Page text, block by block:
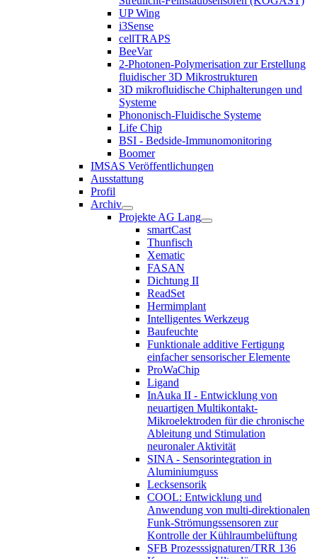
UP Wing
i3Sense
cellTRAPS
BeeVar
2-Photonen-Polymerisation zur Erstellung
fluidischer 3D Mikrostrukturen
3D mikrofluidische Chiphalterungen und
Systeme
Phononisch-Fluidische Systeme
Life Chip
BSI - Bedside-Immunomonitoring
Boomer
IMSAS Veröffentlichungen
Ausstattung
Profil
Archiv
Projekte AG Lang
smartCast
Thunfisch
Xematic
FASAN
Dichtung II
ReadSet
Hermimplant
Intelligentes Werkzeug
Baufeuchte
Funktionale additive Fertigung
einfacher sensorischer Elemente
ProWaChip
Ligand
InAuka II - Entwicklung von
neuartigen Multikontakt-
Mikroelektroden für die chronische
Ableitung und Stimulation
neuronaler Aktivität
SINA - Sensorintegration in
Aluminiumguss
Lecksensorik
COOL: Entwicklung und
Anwendung von multi-direktionalen
Funk-Strömungs­sensoren zur
Kontrolle der Kühlraumbelüftung
SFB Prozesssignaturen/TRR 136